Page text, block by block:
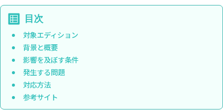
対象エディション
背景と概要
影響を及ぼす条件
発生する問題
対応方法
参考サイト